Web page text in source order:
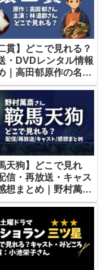
貫】どこで見れる？
・DVDレンタル情報
｜高田郁原作の名作
代劇
天狗】どこで見れ
信・再放送・キャス
想まとめ｜野村萬斎
演